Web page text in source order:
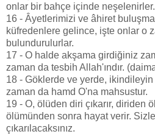
onlar bir bahçe içinde neşelenirler.
16 - Âyetlerimizi ve âhiret
küfredenlere gelince, işte onlar o
bulundurulurlar.
17 - O halde akşama girdiğiniz
zaman da tesbih Allah'ındır.
18 - Göklerde ve yerde,
zaman da hamd O'na mahsustur.
19 - O, ölüden diri çıkarır, diriden
ölümünden sonra hayat verir.
çıkarılacaksınız.